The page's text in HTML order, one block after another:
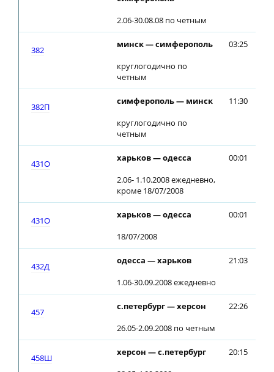
2.06-30.08.08 по четным
382
минск — симферополь
круглогодично по
четным
03:25
382П
симферополь — минск
круглогодично по
четным
11:30
431О
харьков — одесса
2.06- 1.10.2008 ежедневно,
кроме 18/07/2008
00:01
431О
харьков — одесса
18/07/2008
00:01
432Д
одесса — харьков
1.06-30.09.2008 ежедневно
21:03
457
с.петербург — херсон
26.05-2.09.2008 по четным
22:26
458Ш
херсон — с.петербург
20:15